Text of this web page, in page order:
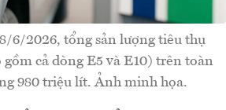
6/2026, tổng sản lượng tiêu thụ
gồm cả dòng E5 và E10) trên toàn
980 triệu lít. Ảnh minh họa.